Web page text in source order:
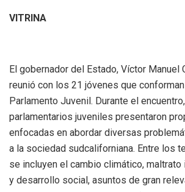
VITRINA
El gobernador del Estado, Víctor Manuel
reunió con los 21 jóvenes que
Parlamento Juvenil. Durante el
parlamentarios juveniles presentaron
enfocadas en abordar diversas
a la sociedad sudcaliforniana. Entre los
se incluyen el cambio climático, maltrato
y desarrollo social, asuntos de gran